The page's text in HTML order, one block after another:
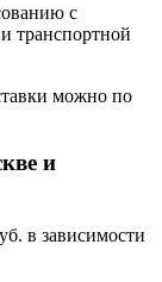
с
транспортной
можно по
и
в зависимости